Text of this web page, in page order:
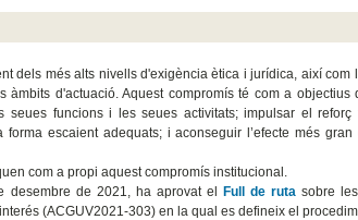
dels més alts nivells d'exigència ètica i jurídica, així com
d'actuació. Aquest compromís té com a objectius
funcions i les seues activitats; impulsar el reforç
escaient adequats; i aconseguir l’efecte més gran
com a propi aquest compromís institucional.
desembre de 2021, ha aprovat el Full de ruta sobre
(ACGUV2021-303) en la qual es defineix el